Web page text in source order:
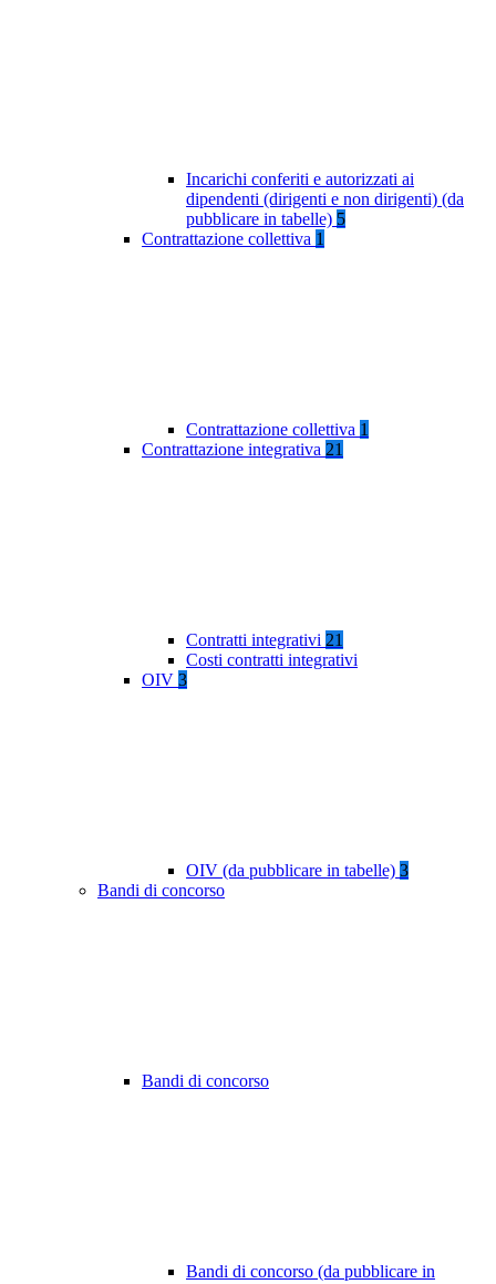
Incarichi conferiti e autorizzati ai
dipendenti (dirigenti e non dirigenti) (da
pubblicare in tabelle) 5
Contrattazione collettiva 1
Contrattazione collettiva 1
Contrattazione integrativa 21
Contratti integrativi 21
Costi contratti integrativi
OIV 3
OIV (da pubblicare in tabelle) 3
Bandi di concorso
Bandi di concorso
Bandi di concorso (da pubblicare in